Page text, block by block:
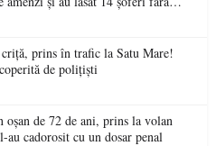
prins în trafic la Satu Mare!
de polițiști
de 72 de ani, prins la volan
cadorosit cu un dosar penal